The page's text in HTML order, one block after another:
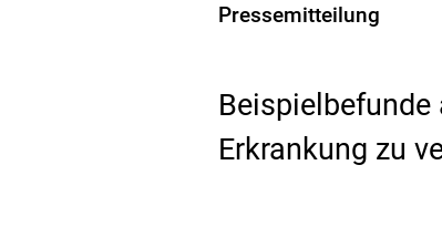
Pressemitteilung
Erkrankung zu